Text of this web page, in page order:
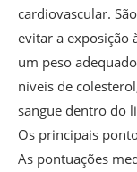
cardiovascular.
evitar a exposição
um peso
níveis de
sangue dentro do
Os principais
As pontuações